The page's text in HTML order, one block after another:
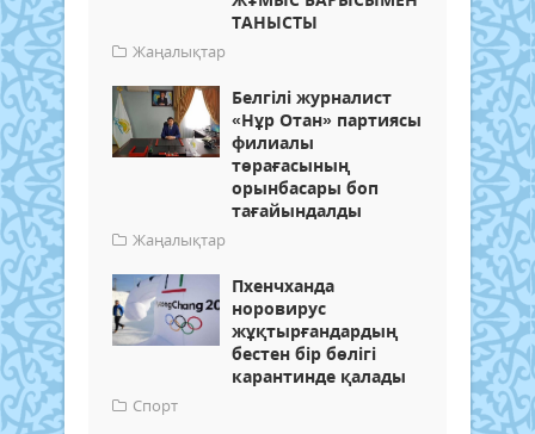
ТАНЫСТЫ
Жаңалықтар
Белгілі журналист
«Нұр Отан» партиясы
филиалы
төрағасының
орынбасары боп
тағайындалды
Жаңалықтар
Пхенчханда
норовирус
жұқтырғандардың
бестен бір бөлігі
карантинде қалады
Спорт